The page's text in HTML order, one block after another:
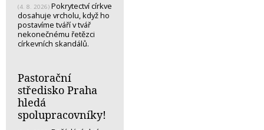
(4. 8. 2026) Pokrytectví církve
dosahuje vrcholu, když ho
postavíme tváří v tvář
nekonečnému řetězci
církevních skandálů.
Pastorační
středisko Praha
hledá
spolupracovníky!